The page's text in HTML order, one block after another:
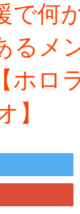
で何
るメ
ホロ
】